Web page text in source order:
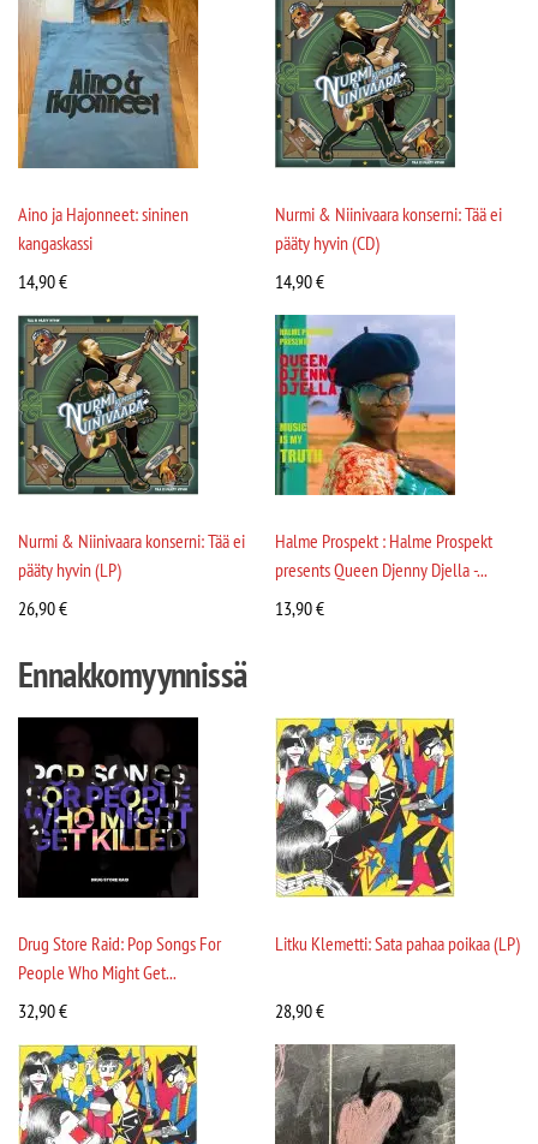
Aino ja Hajonneet: sininen
kangaskassi
14,90€
Nurmi & Niinivaara konserni: Tää ei
pääty hyvin (CD)
14,90€
Nurmi & Niinivaara konserni: Tää ei
pääty hyvin (LP)
26,90€
Halme Prospekt : Halme Prospekt
presents Queen Djenny Djella -...
13,90€
Ennakkomyynnissä
Drug Store Raid: Pop Songs For
People Who Might Get...
32,90€
Litku Klemetti: Sata pahaa poikaa (LP)
28,90€